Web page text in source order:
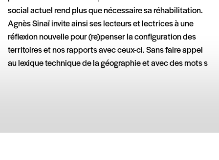
social actuel rend plus que nécessaire sa réhabilitation.
Agnès Sinaï invite ainsi ses lecteurs et lectrices à une
réflexion nouvelle pour (re)penser la configuration des
territoires et nos rapports avec ceux-ci. Sans faire appel
au lexique technique de la géographie et avec des mots s